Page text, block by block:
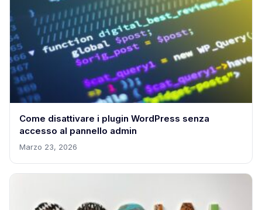
Come disattivare i plugin WordPress senza
accesso al pannello admin
Marzo 23, 2026